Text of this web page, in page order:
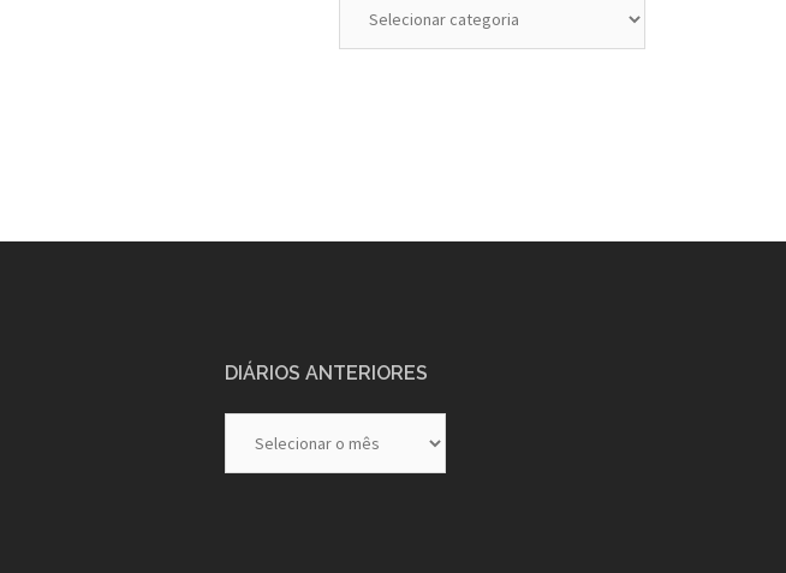
DIÁRIOS ANTERIORES
Anteriores